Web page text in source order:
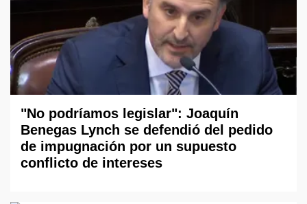
"No podríamos legislar": Joaquín
Benegas Lynch se defendió del pedido
de impugnación por un supuesto
conflicto de intereses